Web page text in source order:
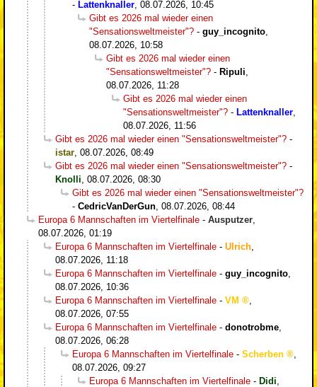
- Lattenknaller 08.07.2026, 10:45
Gibt es 2026 mal wieder einen
"Sensationsweltmeister"? - guy_incognito
08.07.2026, 10:58
Gibt es 2026 mal wieder einen
"Sensationsweltmeister"? - Ripuli
08.07.2026, 11:28
Gibt es 2026 mal wieder einen
"Sensationsweltmeister"? - Lattenknaller
08.07.2026, 11:56
Gibt es 2026 mal wieder einen "Sensationsweltmeister"? -
istar 08.07.2026, 08:49
Gibt es 2026 mal wieder einen "Sensationsweltmeister"? -
Knolli 08.07.2026, 08:30
Gibt es 2026 mal wieder einen "Sensationsweltmeister"?
- CedricVanDerGun 08.07.2026, 08:44
Europa 6 Mannschaften im Viertelfinale - Ausputzer
08.07.2026, 01:19
Europa 6 Mannschaften im Viertelfinale - Ulrich
08.07.2026, 11:18
Europa 6 Mannschaften im Viertelfinale - guy_incognito
08.07.2026, 10:36
Europa 6 Mannschaften im Viertelfinale - VM
08.07.2026, 07:55
Europa 6 Mannschaften im Viertelfinale - donotrobme
08.07.2026, 06:28
Europa 6 Mannschaften im Viertelfinale - Scherben
08.07.2026, 09:27
Europa 6 Mannschaften im Viertelfinale - Didi